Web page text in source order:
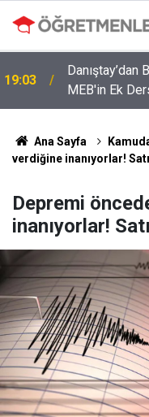
MEB'in Ek
09:02 Okullara 30
Ana Sayfa
verdiğine inanıyorlar!
Depremi
inanıyorlar!